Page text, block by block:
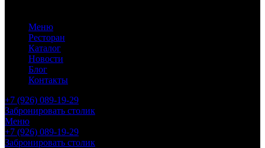
Меню
Ресторан
Каталог
Новости
Блог
Контакты
+7 (926) 089-19-29
Забронировать столик
Меню
+7 (926) 089-19-29
Забронировать столик